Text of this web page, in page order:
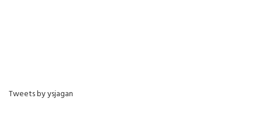
Tweets by ysjagan